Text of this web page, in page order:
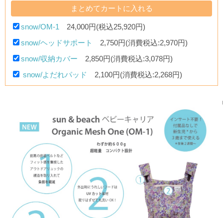
snow/OM-1 24,000円(税込25,920円)
snow/ヘッドサポート
2,750円(消費税込:2,970円)
snow/収納カバー 2,850円(消費税込:3,078円)
snow/よだれパッド
2,100円(消費税込:2,268円)